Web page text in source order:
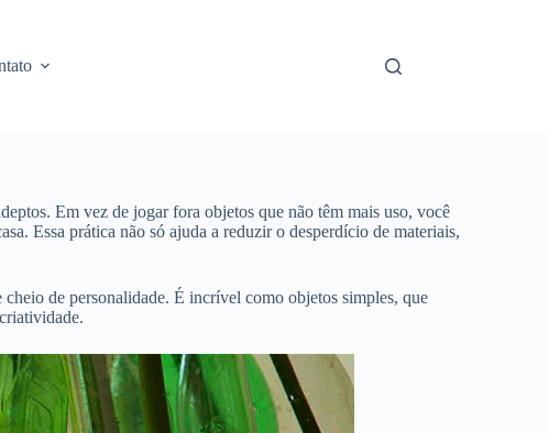
Em vez de jogar fora objetos que não têm mais uso, você
Essa prática não só ajuda a reduzir o desperdício de materiais,
de personalidade. É incrível como objetos simples, que